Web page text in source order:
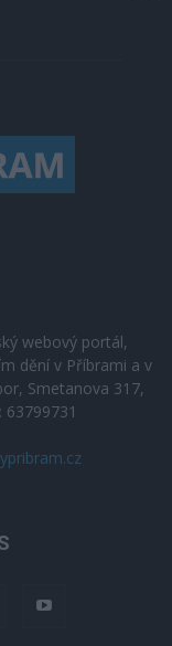
webový portál,
dění v Příbrami a v
Smetanova 317,